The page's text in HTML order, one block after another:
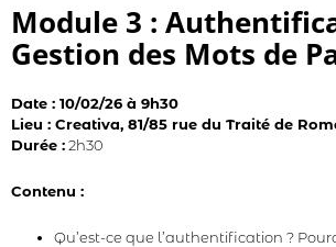
Module 3 :
Gestion des Mots de
Date : 10/02/26 à 9h30
Lieu : Creativa, 81/85 rue du Traité de
Durée :2h30
Contenu :
Qu’est-ce que l’authentification ?